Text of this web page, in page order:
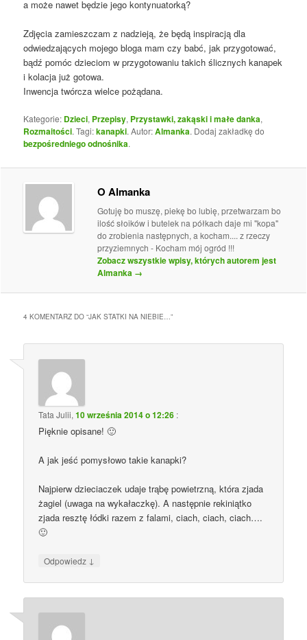
a może nawet będzie jego kontynuatorką?
Zdjęcia zamieszczam z nadzieją, że będą inspiracją dla
odwiedzających mojego bloga mam czy babć, jak przygotować,
bądź pomóc dzieciom w przygotowaniu takich ślicznych kanapek
i kolacja już gotowa.
Inwencja twórcza wielce pożądana.
Kategorie: Dzieci, Przepisy, Przystawki, zakąski i małe danka,
Rozmaitości. Tagi:kanapki. Autor:Almanka. Dodaj zakładkę do
bezpośredniego odnośnika.
O Almanka
Gotuję bo muszę, piekę bo lubię, przetwarzam bo
ilość słoików i butelek na półkach daje mi "kopa"
do zrobienia następnych, a kocham.... z rzeczy
przyziemnych - Kocham mój ogród !!!
Zobacz wszystkie wpisy, których autorem jest
Almanka →
4 KOMENTARZ DO “JAK STATKI NA NIEBIE…”
Tata Julii,10 września 2014 o 12:26 :
Pięknie opisane! 🙂
A jak jeść pomysłowo takie kanapki?
Najpierw dzieciaczek udaje trąbę powietrzną, która zjada
żagiel (uwaga na wykałaczkę). A następnie rekiniątko
zjada resztę łódki razem z falami, ciach, ciach, ciach….
🙂
Odpowiedz ↓